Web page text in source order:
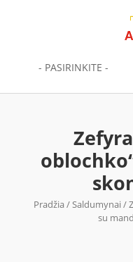
- PASIRINKITE -
Pradžia /Saldumynai /
su